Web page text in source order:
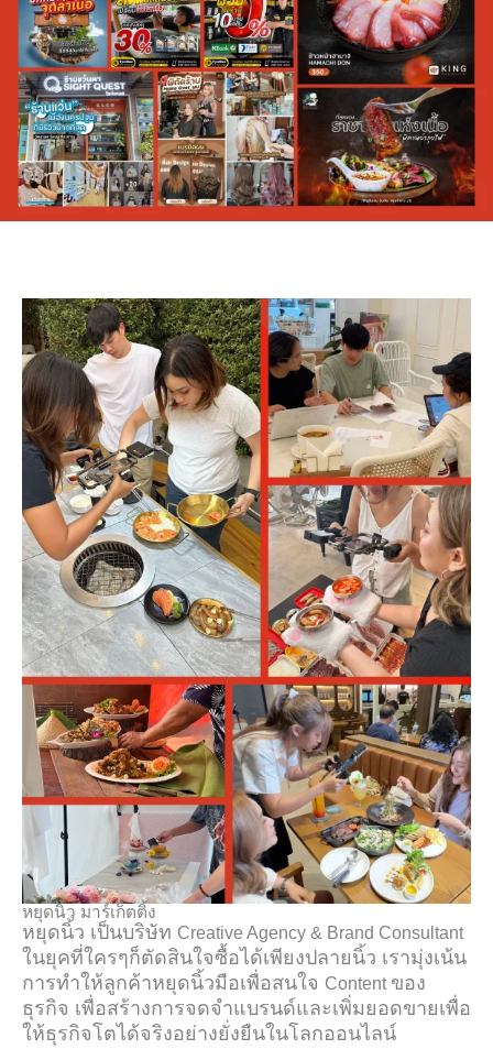
หยุดนิ้ว มาร์เก็ตติ้ง
หยุดนิ้ว เป็นบริษัท Creative Agency & Brand Consultant
ในยุคที่ใครๆก็ตัดสินใจซื้อได้เพียงปลายนิ้ว เรามุ่งเน้น
การทำให้ลูกค้าหยุดนิ้วมือเพื่อสนใจ Content ของ
ธุรกิจ เพื่อสร้างการจดจำแบรนด์และเพิ่มยอดขายเพื่อ
ให้ธุรกิจโตได้จริงอย่างยั่งยืนในโลกออนไลน์